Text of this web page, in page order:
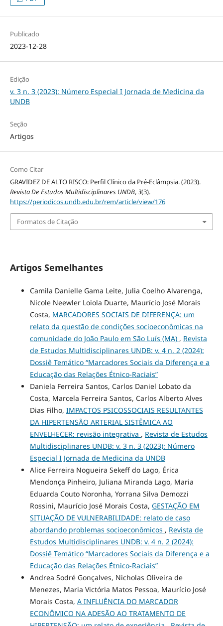
Publicado
2023-12-28
Edição
v. 3 n. 3 (2023): Número Especial I Jornada de Medicina da
UNDB
Seção
Artigos
Como Citar
GRAVIDEZ DE ALTO RISCO: Perfil Clínico da Pré-Eclâmpsia. (2023).
Revista De Estudos Multidisciplinares UNDB,3(3).
https://periodicos.undb.edu.br/rem/article/view/176
Formatos de Citação
Artigos Semelhantes
Camila Danielle Gama Leite, Julia Coelho Alvarenga,
Nicole Neewler Loiola Duarte, Maurício José Morais
Costa, MARCADORES SOCIAIS DE DIFERENÇA: um
relato da questão de condições socioeconômicas na
comunidade do João Paulo em São Luís (MA) , Revista
de Estudos Multidisciplinares UNDB: v. 4 n. 2 (2024):
Dossiê Temático “Marcadores Sociais da Diferença e a
Educação das Relações Étnico-Raciais”
Daniela Ferreira Santos, Carlos Daniel Lobato da
Costa, Marcela Ferreira Santos, Carlos Alberto Alves
Dias Filho, IMPACTOS PSICOSSOCIAIS RESULTANTES
DA HIPERTENSÃO ARTERIAL SISTÊMICA AO
ENVELHECER: revisão integrativa , Revista de Estudos
Multidisciplinares UNDB: v. 3 n. 3 (2023): Número
Especial I Jornada de Medicina da UNDB
Alice Ferreira Nogueira Sekeff do Lago, Érica
Mendonça Pinheiro, Juliana Miranda Lago, Maria
Eduarda Couto Noronha, Yorrana Silva Demozzi
Rossini, Maurício José Morais Costa, GESTAÇÃO EM
SITUAÇÃO DE VULNERABILIDADE: relato de caso
abordando problemas socioeconômicos , Revista de
Estudos Multidisciplinares UNDB: v. 4 n. 2 (2024):
Dossiê Temático “Marcadores Sociais da Diferença e a
Educação das Relações Étnico-Raciais”
Andrea Sodré Gonçalves, Nicholas Oliveira de
Menezes, Maria Victória Matos Pessoa, Maurício José
Morais Costa, A INFLUÊNCIA DO MARCADOR
ECONÔMICO NA ADESÃO AO TRATAMENTO DE